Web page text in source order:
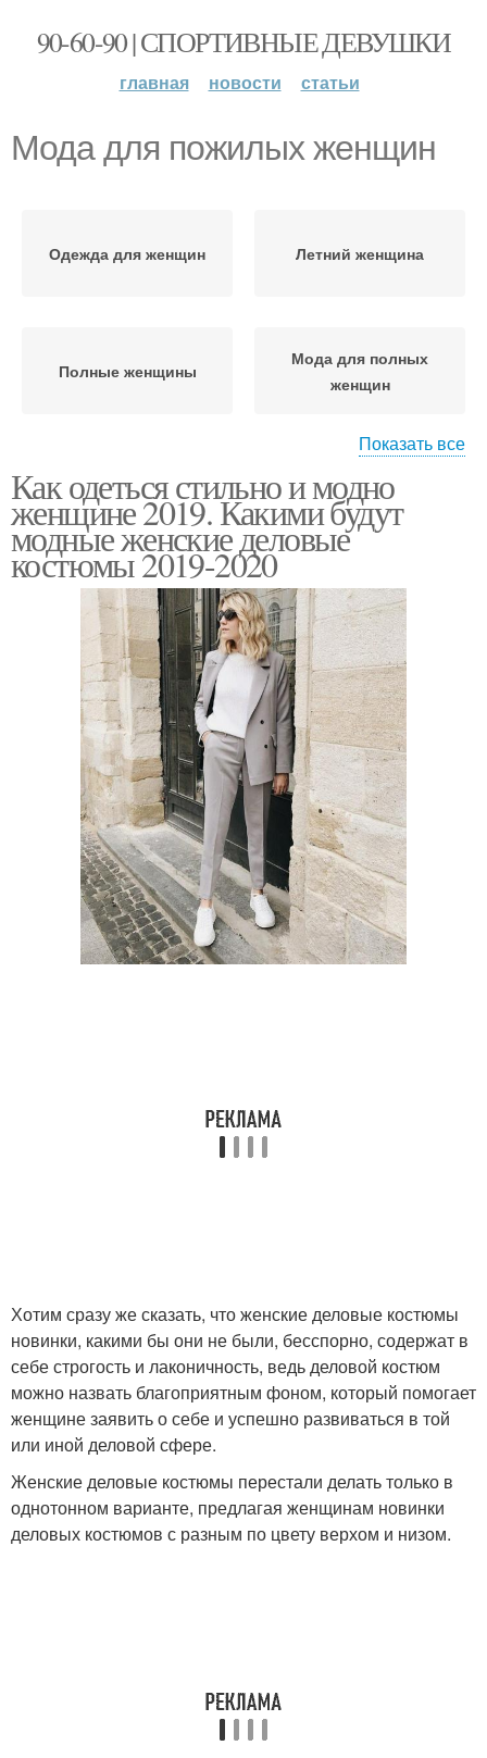
90-60-90 | СПОРТИВНЫЕ ДЕВУШКИ
главная новости статьи
Мода для пожилых женщин
Одежда для женщин Летний женщина
Полные женщины
Мода для полных
женщин
Мода для женщин Осенний мода
Моды для женщин Осенняя мода
Гардероб для женщины
Показать все
Как одеться стильно и модно
женщине 2019. Какими будут
модные женские деловые
костюмы 2019-2020
Хотим сразу же сказать, что женские деловые костюмы
новинки, какими бы они не были, бесспорно, содержат в
себе строгость и лаконичность, ведь деловой костюм
можно назвать благоприятным фоном, который помогает
женщине заявить о себе и успешно развиваться в той
или иной деловой сфере.
Женские деловые костюмы перестали делать только в
однотонном варианте, предлагая женщинам новинки
деловых костюмов с разным по цвету верхом и низом.